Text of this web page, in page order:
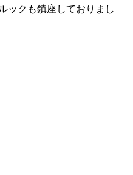
ックも鎮座しておりまし